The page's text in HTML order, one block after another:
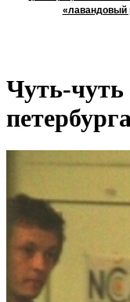
«лавандовый
Чуть-